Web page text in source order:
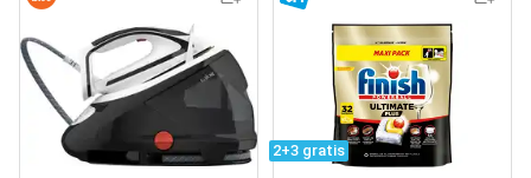
2+3 gratis